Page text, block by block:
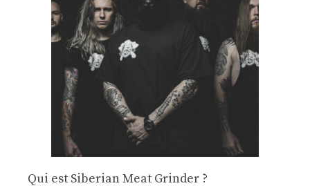
Qui est Siberian Meat Grinder ?